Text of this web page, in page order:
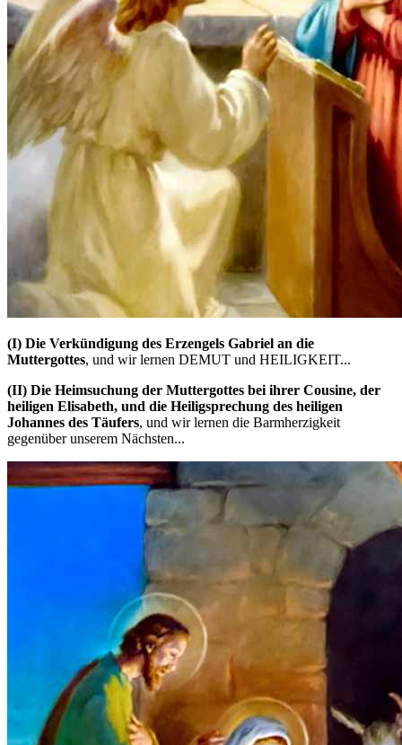
(I) Die Verkündigung des Erzengels Gabriel an die
Muttergottes, und wir lernen DEMUT und HEILIGKEIT...
(II) Die Heimsuchung der Muttergottes bei ihrer Cousine, der
heiligen Elisabeth, und die Heiligsprechung des heiligen
Johannes des Täufers, und wir lernen die Barmherzigkeit
gegenüber unserem Nächsten...